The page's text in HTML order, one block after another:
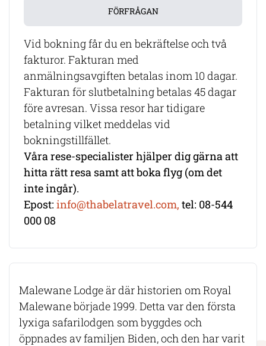
FÖRFRÅGAN
Vid bokning får du en bekräftelse och två
fakturor. Fakturan med
anmälningsavgiften betalas inom 10 dagar.
Fakturan för slutbetalning betalas 45 dagar
före avresan. Vissa resor har tidigare
betalning vilket meddelas vid
bokningstillfället.
Våra rese-specialister hjälper dig gärna att
hitta rätt resa samt att boka flyg (om det
inte ingår).
Epost: info@thabelatravel.com, tel: 08-544
000 08
Malewane Lodge är där historien om Royal
Malewane började 1999. Detta var den första
lyxiga safarilodgen som byggdes och
öppnades av familjen Biden, och den har varit